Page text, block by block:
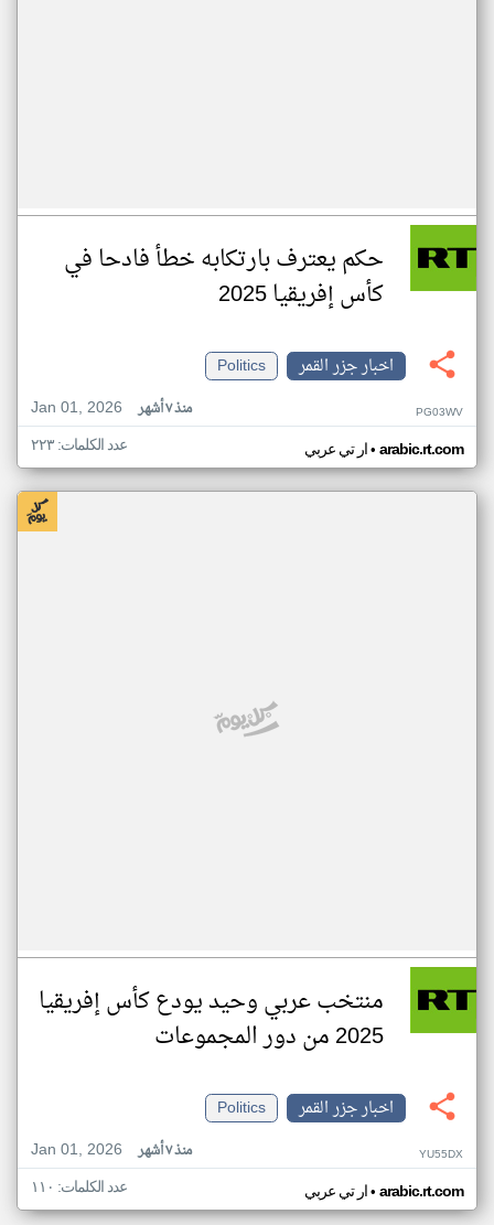
حكم يعترف بارتكابه خطأ فادحا في
كأس إفريقيا 2025
اخبار جزر القمر
Politics
Jan 01, 2026
منذ ٧ أشهر PG03WV
ار تي عربي• arabic.rt.com عدد الكلمات: ٢٢٣
منتخب عربي وحيد يودع كأس إفريقيا
2025 من دور المجموعات
اخبار جزر القمر
Politics
Jan 01, 2026
منذ ٧ أشهر YU55DX
ار تي عربي• arabic.rt.com عدد الكلمات: ١١٠